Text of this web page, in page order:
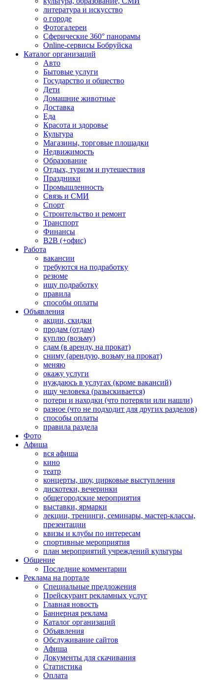
литература и искусство
о городе
Фотогалереи
Сферические 360° панорамы
Online-сервисы Бобруйска
Каталог организаций
Авто
Бытовые услуги
Государство и общество
Дети
Домашние животные
Доставка
Еда
Красота и здоровье
Культура
Магазины, торговые площадки
Недвижимость
Образование
Отдых, туризм и путешествия
Праздники
Промышленность
Связь и СМИ
Спорт
Строительство и ремонт
Транспорт
Финансы
B2B (+офис)
Работа
вакансии
требуются на подработку
резюме
ищу подработку
правила
способы оплаты
Объявления
акции, скидки
продам (отдам)
куплю (возьму)
сдам (в аренду, на прокат)
сниму (арендую, возьму на прокат)
меняю
окажу услуги
нуждаюсь в услугах (кроме вакансий)
ищу человека (разыскивается)
потери и находки (что потеряли или нашли)
разное (что не подходит для других разделов)
способы оплаты
правила раздела
Фото
Афиша
вся афиша
кино
театр
концерты, шоу, цирковые выступления
дискотеки, вечеринки
общегородские мероприятия
выставки, ярмарки
лекции, тренинги, семинары, мастер-классы,
презентации
квизы и клубы по интересам
спортивные мероприятия
план мероприятий учреждений культуры
Общение
Последние комментарии
Реклама на портале
Специальные предложения
Прейскурант рекламных услуг
Главная новость
Баннерная реклама
Каталог организаций
Объявления
Обслуживание сайтов
Афиша
Документы для скачивания
Статистика
Оплата